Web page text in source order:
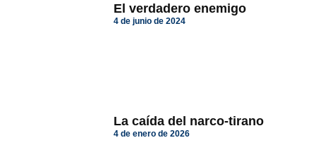
El verdadero enemigo
4 de junio de 2024
La caída del narco-tirano
4 de enero de 2026